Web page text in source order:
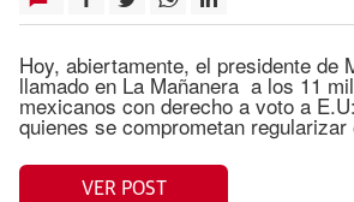
Hoy, abiertamente, el presidente de
llamado en La Mañanera a los 11
mexicanos con derecho a voto a
quienes se comprometan regularizar
VER POST